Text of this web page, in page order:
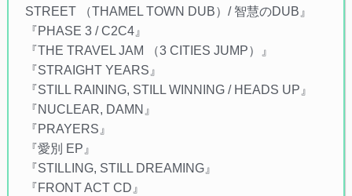
STREET （THAMEL TOWN DUB）/ 智慧のDUB』
『PHASE 3 / C2C4』
『THE TRAVEL JAM （3 CITIES JUMP）』
『STRAIGHT YEARS』
『STILL RAINING, STILL WINNING / HEADS UP』
『NUCLEAR, DAMN』
『PRAYERS』
『愛別 EP』
『STILLING, STILL DREAMING』
『FRONT ACT CD』